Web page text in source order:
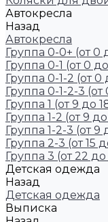
Автокресла
Назад
Автокресла
Группа 0-0+ (от 0
Группа 0-1 (от 0
Группа 0-1-2 (от 0
Группа 0-1-2-3 (от
Группа 1 (от 9 до
Группа 1-2 (от 9
Группа 1-2-3 (от 9
Группа 2-3 (от 15
Группа 3 (от 22 до
Детская одежда
Назад
Детская одежда
Выписка